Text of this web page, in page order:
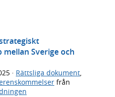
Sverige och
· Rättsliga dokument,
från